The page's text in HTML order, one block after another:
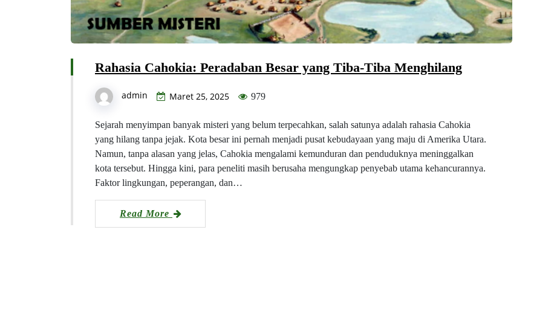
Rahasia Cahokia: Peradaban Besar yang Tiba-Tiba Menghilang
admin Maret 25, 2025 979
Sejarah menyimpan banyak misteri yang belum terpecahkan, salah satunya adalah rahasia Cahokia
yang hilang tanpa jejak. Kota besar ini pernah menjadi pusat kebudayaan yang maju di Amerika Utara.
Namun, tanpa alasan yang jelas, Cahokia mengalami kemunduran dan penduduknya meninggalkan
kota tersebut. Hingga kini, para peneliti masih berusaha mengungkap penyebab utama kehancurannya.
Faktor lingkungan, peperangan, dan…
Read More